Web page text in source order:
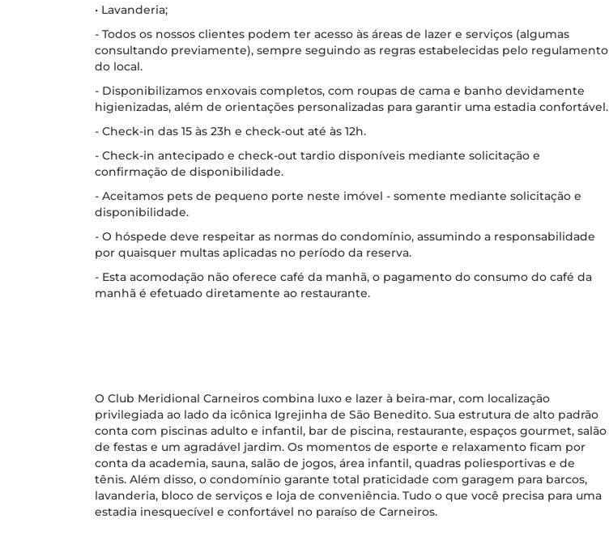
• Lavanderia;
- Todos os nossos clientes podem ter acesso às áreas de lazer e serviços (algumas
consultando previamente), sempre seguindo as regras estabelecidas pelo regulamento
do local.
- Disponibilizamos enxovais completos, com roupas de cama e banho devidamente
higienizadas, além de orientações personalizadas para garantir uma estadia confortável.
- Check-in das 15 às 23h e check-out até às 12h.
- Check-in antecipado e check-out tardio disponíveis mediante solicitação e
confirmação de disponibilidade.
- Aceitamos pets de pequeno porte neste imóvel - somente mediante solicitação e
disponibilidade.
- O hóspede deve respeitar as normas do condomínio, assumindo a responsabilidade
por quaisquer multas aplicadas no período da reserva.
- Esta acomodação não oferece café da manhã, o pagamento do consumo do café da
manhã é efetuado diretamente ao restaurante.
O Club Meridional Carneiros combina luxo e lazer à beira-mar, com localização
privilegiada ao lado da icônica Igrejinha de São Benedito. Sua estrutura de alto padrão
conta com piscinas adulto e infantil, bar de piscina, restaurante, espaços gourmet, salão
de festas e um agradável jardim. Os momentos de esporte e relaxamento ficam por
conta da academia, sauna, salão de jogos, área infantil, quadras poliesportivas e de
tênis. Além disso, o condomínio garante total praticidade com garagem para barcos,
lavanderia, bloco de serviços e loja de conveniência. Tudo o que você precisa para uma
estadia inesquecível e confortável no paraíso de Carneiros.